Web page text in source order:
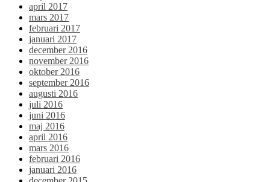
april 2017
mars 2017
februari 2017
januari 2017
december 2016
november 2016
oktober 2016
september 2016
augusti 2016
juli 2016
juni 2016
maj 2016
april 2016
mars 2016
februari 2016
januari 2016